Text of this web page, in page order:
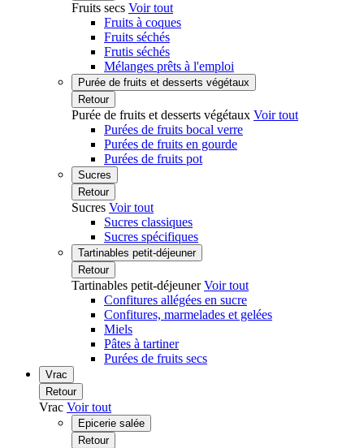
Fruits secs Voir tout
Fruits à coques
Fruits séchés
Frutis séchés
Mélanges prêts à l'emploi
Purée de fruits et desserts végétaux
Retour
Purée de fruits et desserts végétaux Voir tout
Purées de fruits bocal verre
Purées de fruits en gourde
Purées de fruits pot
Sucres
Retour
Sucres Voir tout
Sucres classiques
Sucres spécifiques
Tartinables petit-déjeuner
Retour
Tartinables petit-déjeunerVoir tout
Confitures allégées en sucre
Confitures, marmelades et gelées
Miels
Pâtes à tartiner
Purées de fruits secs
Vrac
Retour
Vrac Voir tout
Epicerie salée
Retour